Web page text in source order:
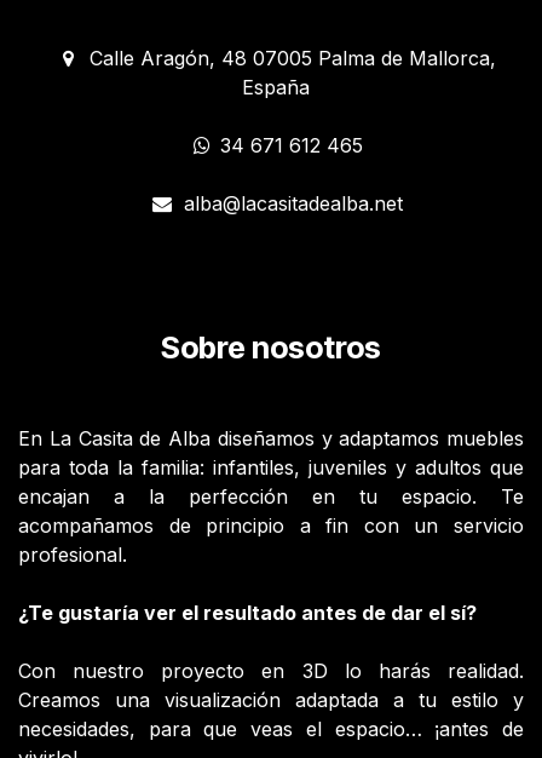
Calle Aragón, 48 07005 Palma de Mallorca,
España
34 671 612 465
alba@lacasitadealba.net
Sobre nosotros
En La Casita de Alba diseñamos y adaptamos muebles
para toda la familia: infantiles, juveniles y adultos que
encajan a la perfección en tu espacio. Te
acompañamos de principio a fin con un servicio
profesional.
¿Te gustaría ver el resultado antes de dar el sí?
Con nuestro proyecto en 3D lo harás realidad.
Creamos una visualización adaptada a tu estilo y
necesidades, para que veas el espacio… ¡antes de